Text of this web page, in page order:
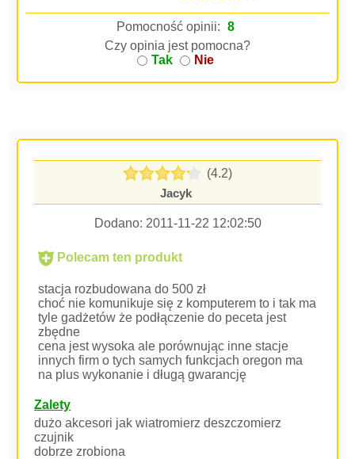
Pomocność opinii: 8
Czy opinia jest pomocna?
Tak
Nie
(4.2)
Jacyk
Dodano: 2011-11-22 12:02:50
Polecam ten produkt
stacja rozbudowana do 500 zł
choć nie komunikuje się z komputerem to i tak ma
tyle gadżetów że podłączenie do peceta jest
zbędne
cena jest wysoka ale porównując inne stacje
innych firm o tych samych funkcjach oregon ma
na plus wykonanie i długą gwarancję
Zalety
dużo akcesori jak wiatromierz deszczomierz
czujnik
dobrze zrobiona